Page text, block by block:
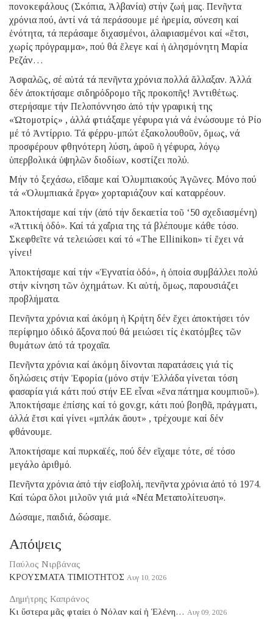
πονοκεφάλους (Σκόπια, Ἀλβανία) στήν ζωή μας. Πενῆντα
χρόνια πού, ἀντί νά τά περάσουμε μέ ἠρεμία, σύνεση καί
ἑνότητα, τά περάσαμε διχασμένοι, ἀλαφιασμένοι καί «ἔτσι,
χωρίς πρόγραμμα», πού θά ἔλεγε καί ἡ ἀλησμόνητη Μαρία
Ρεζάν…
Ἀσφαλῶς, σέ αὐτά τά πενῆντα χρόνια πολλά ἄλλαξαν. Ἀλλά
δέν ἀποκτήσαμε σιδηρόδρομο τῆς προκοπῆς! Ἀντιθέτως.
στερήσαμε τήν Πελοπόννησο ἀπό τήν γραφική της
«Ὠτομοτρίς» , ἀλλά φτιάξαμε γέφυρα γιά νά ἑνώσουμε τό Ρίο
μέ τό Ἀντίρριο. Τά φέρρυ-μπώτ ἐξακολουθοῦν, ὅμως, νά
προσφέρουν φθηνότερη λύση, ἀφοῦ ἡ γέφυρα, λόγῳ
ὑπερβολικά ὑψηλῶν διοδίων, κοστίζει πολύ.
Μήν τό ξεχάσω, εἴδαμε καί Ὀλυμπιακούς Ἀγῶνες. Μόνο πού
τά «Ὀλυμπιακά ἔργα» χορταριάζουν καί καταρρέουν.
Ἀποκτήσαμε καί τήν (ἀπό τήν δεκαετία τοῦ ‘50 σχεδιασμένη)
«Ἀττική ὁδό». Καί τά χαΐρια της τά βλέπουμε κάθε τόσο.
Σκεφθεῖτε νά τελειώσει καί τό «The Ellinikon» τί ἔχει νά
γίνει!
Ἀποκτήσαμε καί τήν «Ἐγνατία ὁδό», ἡ ὁποία συμβάλλει πολύ
στήν κίνηση τῶν ὀχημάτων. Κι αὐτή, ὅμως, παρουσιάζει
προβλήματα.
Πενῆντα χρόνια καί ἀκόμη ἡ Κρήτη δέν ἔχει ἀποκτήσει τόν
περίφημο ὁδικό ἄξονα πού θά μειώσει τίς ἑκατόμβες τῶν
θυμάτων ἀπό τά τροχαῖα.
Πενῆντα χρόνια καί ἀκόμη δίνονται παρατάσεις γιά τίς
δηλώσεις στήν Ἐφορία (μόνο στήν Ἑλλάδα γίνεται τόση
φασαρία γιά κάτι πού στήν ΕΕ εἶναι «ἕνα πάτημα κουμπιοῦ»).
Ἀποκτήσαμε ἐπίσης καί τό gov.gr, κάτι πού βοηθᾶ, πράγματι,
ἀλλά ἔτσι καί γίνει «μπλάκ ἄουτ» , τρέχουμε καί δέν
φθάνουμε.
Ἀποκτήσαμε καί πυρκαϊές, πού δέν εἴχαμε τότε, σέ τόσο
μεγάλο ἀριθμό.
Πενῆντα χρόνια ἀπό τήν εἰσβολή, πενῆντα χρόνια ἀπό τό 1974.
Καί τώρα ὅλοι μιλοῦν γιά μιά «Νέα Μεταπολίτευση».
Δώσαμε, παιδιά, δώσαμε.
Απόψεις
Παύλος Νιρβάνας
ΚΡΟΥΣΜΑΤΑ ΤΙΜΙΟΤΗΤΟΣ Αυγ 10, 2026
Δημήτρης Καπράνος
Κι ὕστερα μᾶς φταίει ὁ Νόλαν καί ἡ Ἑλένη… Αυγ 09, 2026